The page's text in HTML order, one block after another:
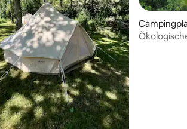
4,94 von 5, 17 Bewertungen